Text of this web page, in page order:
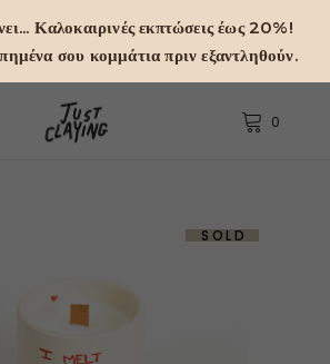
0
SOLD
Καλοκαιρινές εκπτώσεις έως 20%!
σου κομμάτια πριν εξαντληθούν.